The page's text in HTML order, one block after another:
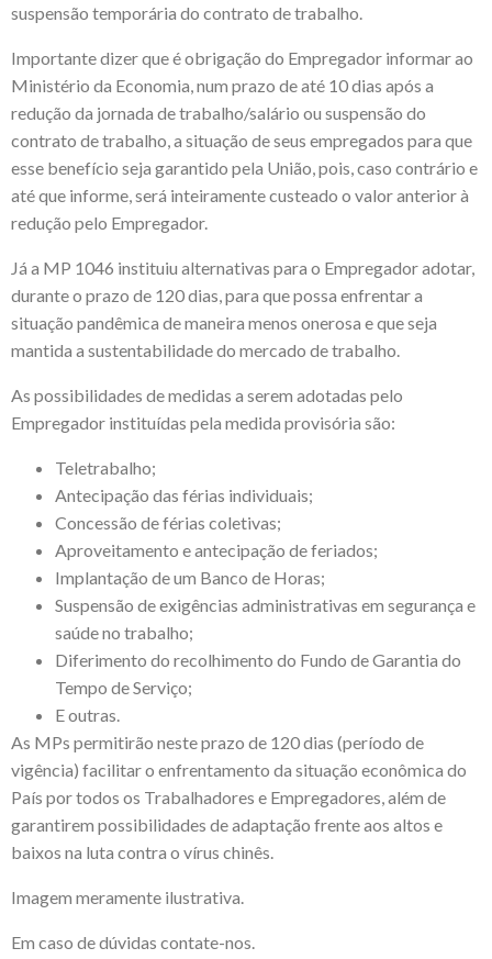
suspensão temporária do contrato de trabalho.
Importante dizer que é obrigação do Empregador informar ao
Ministério da Economia, num prazo de até 10 dias após a
redução da jornada de trabalho/salário ou suspensão do
contrato de trabalho, a situação de seus empregados para que
esse benefício seja garantido pela União, pois, caso contrário e
até que informe, será inteiramente custeado o valor anterior à
redução pelo Empregador.
Já a MP 1046 instituiu alternativas para o Empregador adotar,
durante o prazo de 120 dias, para que possa enfrentar a
situação pandêmica de maneira menos onerosa e que seja
mantida a sustentabilidade do mercado de trabalho.
As possibilidades de medidas a serem adotadas pelo
Empregador instituídas pela medida provisória são:
Teletrabalho;
Antecipação das férias individuais;
Concessão de férias coletivas;
Aproveitamento e antecipação de feriados;
Implantação de um Banco de Horas;
Suspensão de exigências administrativas em segurança e
saúde no trabalho;
Diferimento do recolhimento do Fundo de Garantia do
Tempo de Serviço;
E outras.
As MPs permitirão neste prazo de 120 dias (período de
vigência) facilitar o enfrentamento da situação econômica do
País por todos os Trabalhadores e Empregadores, além de
garantirem possibilidades de adaptação frente aos altos e
baixos na luta contra o vírus chinês.
Imagem meramente ilustrativa.
Em caso de dúvidas contate-nos.